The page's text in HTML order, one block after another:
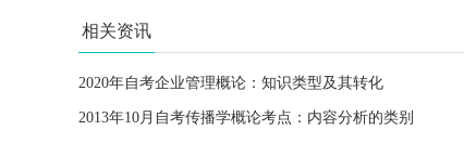
相关资讯
2020年自考企业管理概论：知识类型及其转化
2013年10月自考传播学概论考点：内容分析的类别